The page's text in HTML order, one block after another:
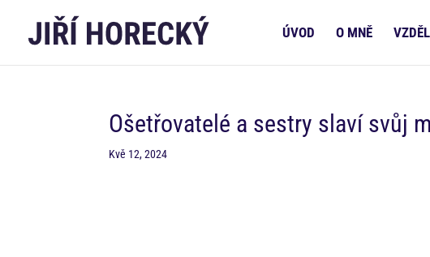
ÚVOD O MNĚ
Ošetřovatelé a sestry slaví svůj
Kvě 12, 2024